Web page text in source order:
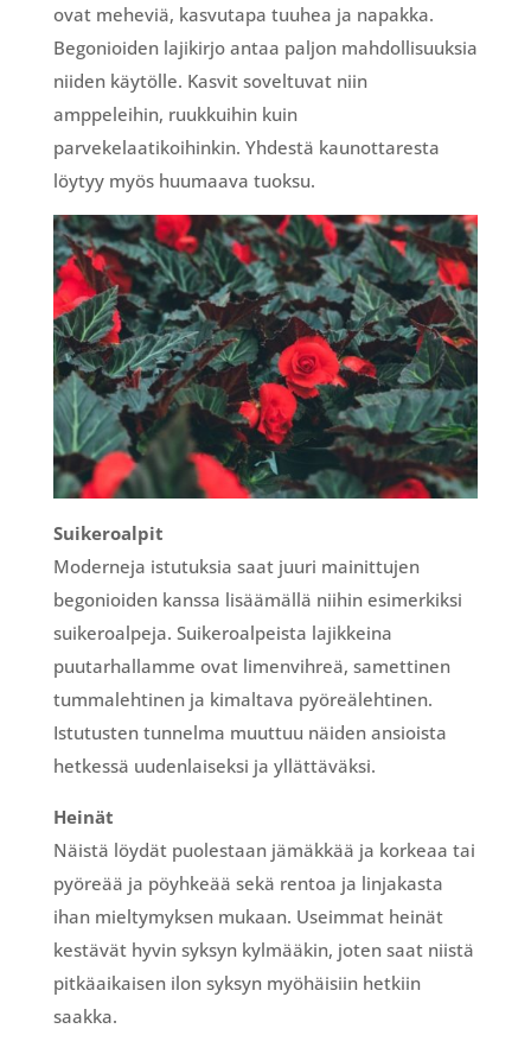
ovat meheviä, kasvutapa tuuhea ja napakka.
Begonioiden lajikirjo antaa paljon mahdollisuuksia
niiden käytölle. Kasvit soveltuvat niin
amppeleihin, ruukkuihin kuin
parvekelaatikoihinkin. Yhdestä kaunottaresta
löytyy myös huumaava tuoksu.
Suikeroalpit
Moderneja istutuksia saat juuri mainittujen
begonioiden kanssa lisäämällä niihin esimerkiksi
suikeroalpeja. Suikeroalpeista lajikkeina
puutarhallamme ovat limenvihreä, samettinen
tummalehtinen ja kimaltava pyöreälehtinen.
Istutusten tunnelma muuttuu näiden ansioista
hetkessä uudenlaiseksi ja yllättäväksi.
Heinät
Näistä löydät puolestaan jämäkkää ja korkeaa tai
pyöreää ja pöyhkeää sekä rentoa ja linjakasta
ihan mieltymyksen mukaan. Useimmat heinät
kestävät hyvin syksyn kylmääkin, joten saat niistä
pitkäaikaisen ilon syksyn myöhäisiin hetkiin
saakka.